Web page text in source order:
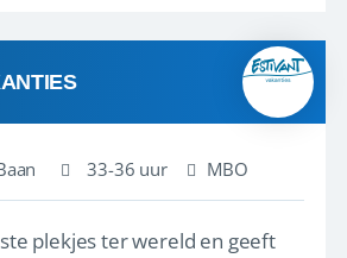
in Europa? Dan is dit jouw kans. A...
33-36 uur MBO
plekjes ter wereld en geeft